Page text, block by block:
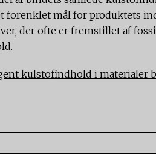
forenklet mål for produktets
der ofte er fremstillet af
kulstofindhold i materialer